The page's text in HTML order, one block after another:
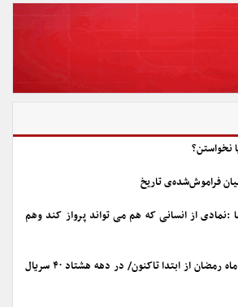
نخواستن؟
فراموش‌شده‌ی تاریخ
:نمادی از انسانی که هم می تواند پرواز کند وهم
تاریخچه سریال‌های ماه رمضان از ابتدا تاکنون/ در دهه هشتاد ۴۰ سریال